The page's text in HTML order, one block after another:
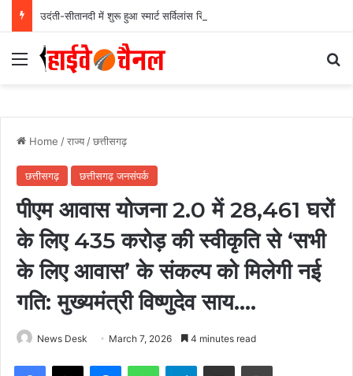
Menu
Home /राज्य /छत्तीसगढ़
छत्तीसगढ़ छत्तीसगढ़ जनसंपर्क
पीएम आवास योजना 2.0 में 28,461 घरों
के लिए 435 करोड़ की स्वीकृति से ‘सभी
के लिए आवास’ के संकल्प को मिलेगी नई
गति: मुख्यमंत्री विष्णुदेव साय….
News Desk March 7, 2026 4 minutes read
Facebook
X MessengerWhatsAppTelegramShare via Email Print